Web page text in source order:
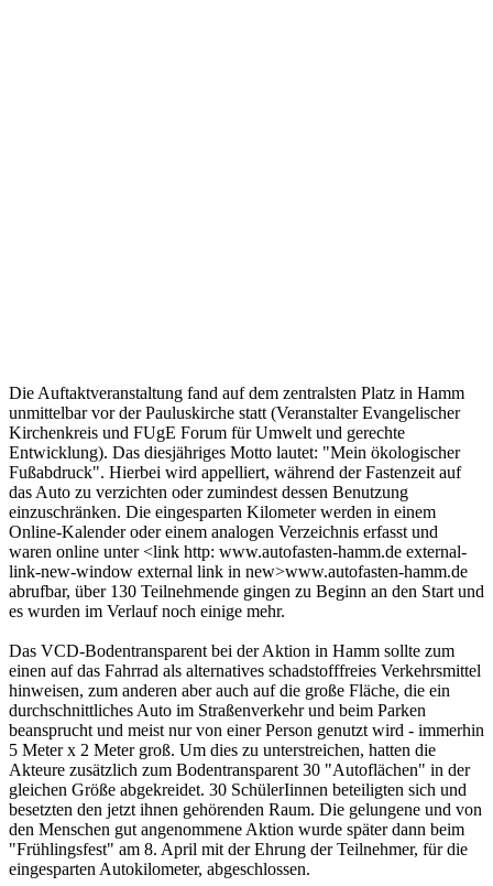
Die Auftaktveranstaltung fand auf dem zentralsten Platz in Hamm
unmittelbar vor der Pauluskirche statt (Veranstalter Evangelischer
Kirchenkreis und FUgE Forum für Umwelt und gerechte
Entwicklung). Das diesjähriges Motto lautet: "Mein ökologischer
Fußabdruck". Hierbei wird appelliert, während der Fastenzeit auf
das Auto zu verzichten oder zumindest dessen Benutzung
einzuschränken. Die eingesparten Kilometer werden in einem
Online-Kalender oder einem analogen Verzeichnis erfasst und
waren online unter <link http: www.autofasten-hamm.de external-
link-new-window external link in new>www.autofasten-hamm.de
abrufbar, über 130 Teilnehmende gingen zu Beginn an den Start und
es wurden im Verlauf noch einige mehr.
Das VCD-Bodentransparent bei der Aktion in Hamm sollte zum
einen auf das Fahrrad als alternatives schadstofffreies Verkehrsmittel
hinweisen, zum anderen aber auch auf die große Fläche, die ein
durchschnittliches Auto im Straßenverkehr und beim Parken
beansprucht und meist nur von einer Person genutzt wird - immerhin
5 Meter x 2 Meter groß. Um dies zu unterstreichen, hatten die
Akteure zusätzlich zum Bodentransparent 30 "Autoflächen" in der
gleichen Größe abgekreidet. 30 SchülerIinnen beteiligten sich und
besetzten den jetzt ihnen gehörenden Raum. Die gelungene und von
den Menschen gut angenommene Aktion wurde später dann beim
"Frühlingsfest" am 8. April mit der Ehrung der Teilnehmer, für die
eingesparten Autokilometer, abgeschlossen.